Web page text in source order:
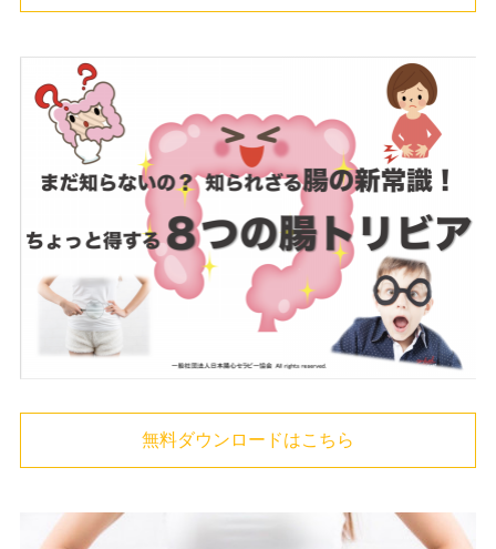
無料ダウンロードはこちら